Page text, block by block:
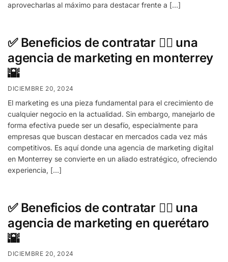
aprovecharlas al máximo para destacar frente a […]
✅ Beneficios de contratar ✍🏻 una
agencia de marketing en monterrey
🌇
DICIEMBRE 20, 2024
El marketing es una pieza fundamental para el crecimiento de
cualquier negocio en la actualidad. Sin embargo, manejarlo de
forma efectiva puede ser un desafío, especialmente para
empresas que buscan destacar en mercados cada vez más
competitivos. Es aquí donde una agencia de marketing digital
en Monterrey se convierte en un aliado estratégico, ofreciendo
experiencia, […]
✅ Beneficios de contratar ✍🏻 una
agencia de marketing en querétaro
🌇
DICIEMBRE 20, 2024